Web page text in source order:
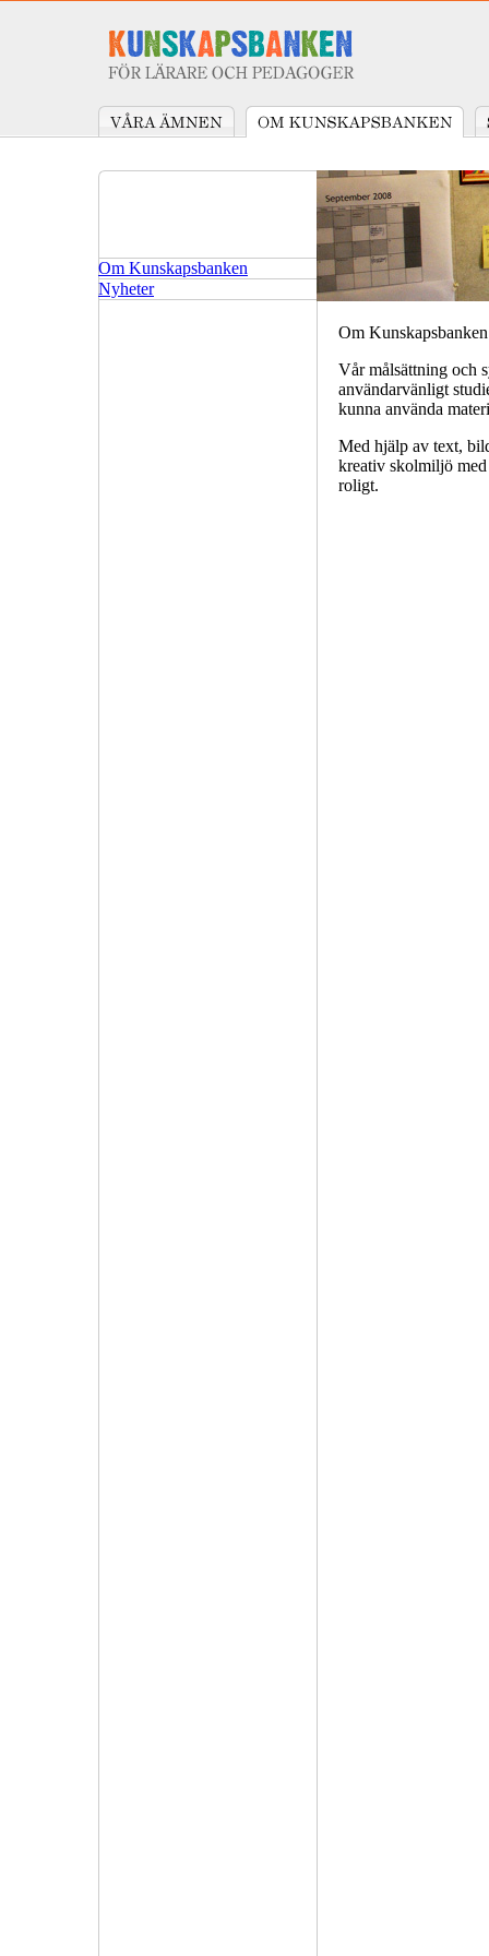
Om Kunskapsbanken
Nyheter
Om Kunskapsbanken
Vår målsättning och
användarvänligt
kunna använda
Med hjälp av text,
kreativ skolmiljö med
roligt.